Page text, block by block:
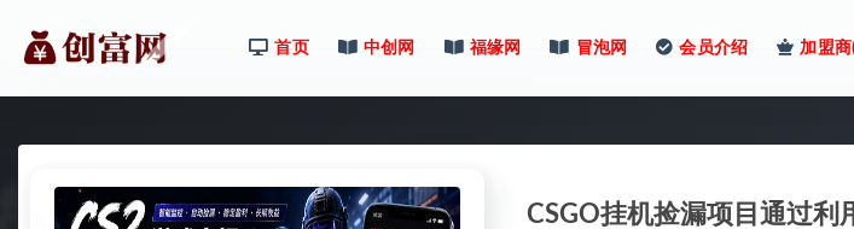
首页 中创网 福缘网 冒泡网 会员介绍 加盟
CSGO挂机捡漏项目通过利